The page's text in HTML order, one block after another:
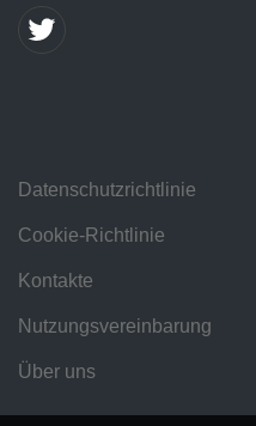
Datenschutzrichtlinie
Cookie-Richtlinie
Kontakte
Nutzungsvereinbarung
Über uns